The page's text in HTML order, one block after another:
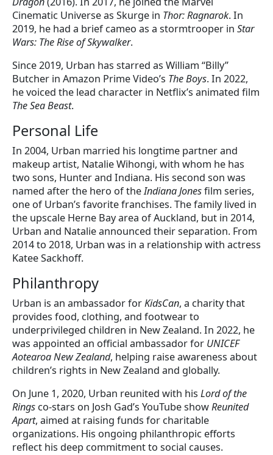
Cinematic Universe as Skurge in Thor: Ragnarok. In
2019, he had a brief cameo as a stormtrooper in Star
Wars: The Rise of Skywalker.
Since 2019, Urban has starred as William “Billy”
Butcher in Amazon Prime Video’s The Boys. In 2022,
he voiced the lead character in Netflix’s animated film
The Sea Beast.
Personal Life
In 2004, Urban married his longtime partner and
makeup artist, Natalie Wihongi, with whom he has
two sons, Hunter and Indiana. His second son was
named after the hero of theIndiana Jonesfilm series,
one of Urban’s favorite franchises. The family lived in
the upscale Herne Bay area of Auckland, but in 2014,
Urban and Natalie announced their separation. From
2014 to 2018, Urban was in a relationship with actress
Katee Sackhoff.
Philanthropy
Urban is an ambassador forKidsCan, a charity that
provides food, clothing, and footwear to
underprivileged children in New Zealand. In 2022, he
was appointed an official ambassador for UNICEF
Aotearoa New Zealand, helping raise awareness about
children’s rights in New Zealand and globally.
On June 1, 2020, Urban reunited with his Lord of the
Rings co-stars on Josh Gad’s YouTube showReunited
Apart, aimed at raising funds for charitable
organizations. His ongoing philanthropic efforts
reflect his deep commitment to social causes.